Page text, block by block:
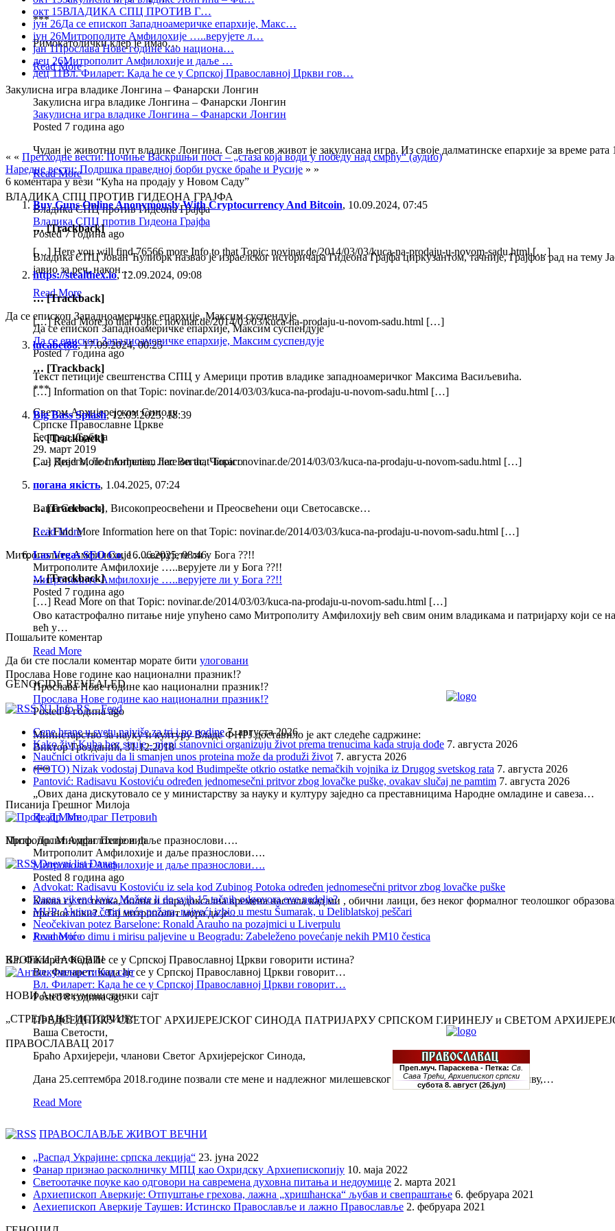
***
Римокатолички клер је имао…
Read More
Закулисна игра владике Лонгина – Фанарски Лонгин
Закулисна игра владике Лонгина – Фанарски Лонгин
Закулисна игра владике Лонгина – Фанарски Лонгин
Posted 7 година ago
Чудан је животни пут владике Лонгина. Сав његов живот је закулисана игра. Из своје далматинске епархије за време
Read More
ВЛАДИКА СПЦ ПРОТИВ ГИДЕОНА ГРАЈФА
Владика СПЦ против Гидеона Грајфа
Владика СПЦ против Гидеона Грајфа
Posted 7 година ago
Владика СПЦ Јован Ћулибрк назвао је израелског историчара Гидеона Грајфа циркузантом, тачније, Грајфов рад на тему
јавио за реч, након…
Read More
Да се епископ Западноамеричке епархије, Максим суспендује
Да се епископ Западноамеричке епархије, Максим суспендује
Да се епископ Западноамеричке епархије, Максим суспендује
Posted 7 година ago
Текст петиције свештенства СПЦ у Америци против владике западноамеричког Максима Васиљевића.
***
Светом Архијерејском Синоду
Српске Православне Цркве
Београд, Србија
29. март 2019
Сан Дијего, Лос Анђелес, Лас Вегас, Чикаго
Вашa Светости, Високопреосвећени и Преосвећени оци Светосавске…
Read More
Митрополите Амфилохије …..верујете ли у Бога ??!!
Митрополите Амфилохије …..верујете ли у Бога ??!!
Митрополите Амфилохије …..верујете ли у Бога ??!!
Posted 7 година ago
Ово катастрофално питање није упућено само Митрополиту Амфилохију већ свим оним владикама и патријарху који се
већ у…
Read More
Прослава Нове године као национални празник!?
Прослава Нове године као национални празник!?
Прослава Нове године као национални празник!?
Posted 8 година ago
Министарство за науку и културу Владе ФНРЈ доставило је акт следеће садржине:
Виктор Грозданић, 31.12.2018
***
„Ових дана дискутовало се у министарству за науку и културу заједно са преставницима Народне омладине и савеза…
Read More
Митрополит Амфилохије и даље празнослови….
Митрополит Амфилохије и даље празнослови….
Митрополит Амфилохије и даље празнослови….
Posted 8 година ago
Каква су то тешка, болна и парадоксална времена настала кад ми , обични лаици, без неког формалног теолошког
празнослови?...Тај митрополит мора да је…
Read More
Вл. Филарет: Када ће се у Српској Православној Цркви говорити истина?
Вл. Филарет: Када ће се у Српској Православној Цркви говорит…
Вл. Филарет: Када ће се у Српској Православној Цркви говорит…
Posted 8 година ago
ПРЕДСЕДНИКУ СВЕТОГ АРХИЈЕРЕЈСКОГ СИНОДА ПАТРИЈАРХУ СРПСКОМ Г.ИРИНЕЈУ и СВЕТОМ
Ваша Светости,
Браћо Архијереји, чланови Светог Архијерејског Синода,
Дана 25.септембра 2018.године позвали сте мене и надлежног милешевског епископа, како кажете у позиву,…
Read More
окт 15ВЛАДИКА СПЦ ПРОТИВ Г…
јун 26Да се епископ Западноамеричке епархије, Макс…
јун 26Митрополите Амфилохије …..верујете л…
јан 1Прослава Нове године као национа…
дец 26Митрополит Амфилохије и даље …
дец 11Вл. Филарет: Када ће се у Српској Православној Цркви гов…
« « Претходне вести: Почиње Васкршњи пост – „стаза која води у победу над смрћу“ (аудио)
Наредне вести: Подршка праведној борби руске браће и Русије » »
6 коментара у вези “Кућа на продају у Новом Саду”
Buy Guns Online Anonymously With Cryptocurrency And Bitcoin, 10.09.2024, 07:45
… [Trackback]
[…] Here you will find 76566 more Info to that Topic: novinar.de/2014/03/03/kuca-na-prodaju-u-novom-sadu.html […]
https://stealthex.io,12.09.2024, 09:08
… [Trackback]
[…] Read More to that Topic: novinar.de/2014/03/03/kuca-na-prodaju-u-novom-sadu.html […]
lucabet88,17.09.2024, 00:25
… [Trackback]
[…] Information on that Topic: novinar.de/2014/03/03/kuca-na-prodaju-u-novom-sadu.html […]
Big Bass Splash,12.03.2025, 18:39
… [Trackback]
[…] Read More Information here on that Topic: novinar.de/2014/03/03/kuca-na-prodaju-u-novom-sadu.html […]
погана якість, 1.04.2025, 07:24
… [Trackback]
[…] Find More Information here on that Topic: novinar.de/2014/03/03/kuca-na-prodaju-u-novom-sadu.html […]
Las Vegas SEO Co,16.06.2025, 08:46
… [Trackback]
[…] Read More on that Topic: novinar.de/2014/03/03/kuca-na-prodaju-u-novom-sadu.html […]
Пошаљите коментар
Да би сте послали коментар морате бити улоговани
GENOCIDE REVEALED
N1 Info RS – Feed
Cene hrane u svetu najviše za tri i po godine 7. августа 2026
Kako živi Kuba bez struje - njeni stanovnici organizuju život prema trenucima kada struja dođe 7. августа 2026
Naučnici otkrivaju da li smanjen unos proteina može da produži život 7. августа 2026
(FOTO) Nizak vodostaj Dunava kod Budimpešte otkrio ostatke nemačkih vojnika iz Drugog svetskog rata 7. августа 2026
Pantović: Radisavu Kostoviću određen jednomesečni pritvor zbog lovačke puške, ovakav slučaj ne pamtim 7. августа 2026
Писанија Грешног Милоја
Проф. Др. Миодраг Петровић
Dnevni list Danas
Advokat: Radisavu Kostoviću iz sela kod Zubinog Potoka određen jednomesečni pritvor zbog lovačke puške
Danas vikend kviz: Možete li do svih 15 tačnih odgovora ove nedelje?
MUP: Aktivna četiri veća požara, najveći izbio u mestu Šumarak, u Deliblatskoj peščari
Neočekivan potez Barselone: Ronald Arauho na pozajmici u Liverpulu
Jovanović o dimu i mirisu paljevine u Beogradu: Zabeleženo povećanje nekih PM10 čestica
КРОТКИ ЛАФОВИ!
НОВИ Антиекуменистички сајт
„СТРЕЉАЊЕ ИСТОРИЈЕ“
ПРАВОСЛАВАЦ 2017
ПРАВОСЛАВЉЕ ЖИВОТ ВЕЧНИ
„Распад Украјине: српска лекција“ 23. јуна 2022
Фанар признао расколничку МПЦ као Охридску Архиепископију 10. маја 2022
Светоотачке поуке као одговори на савремена духовна питања и недоумице 2. марта 2021
Архиепископ Аверкије: Отпуштање грехова, лажна „хришћанска“ љубав и свепраштање 6. фебруара 2021
Аехиепископ Аверкије Таушев: Истинско Православље и лажно Православље 2. фебруара 2021